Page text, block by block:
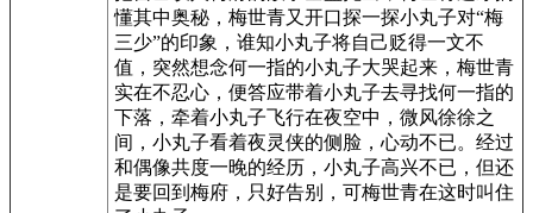
懂其中奥秘，梅世青又开口探一探小丸子对“梅
三少”的印象，谁知小丸子将自己贬得一文不
值，突然想念何一指的小丸子大哭起来，梅世青
实在不忍心，便答应带着小丸子去寻找何一指的
下落，牵着小丸子飞行在夜空中，微风徐徐之
间，小丸子看着夜灵侠的侧脸，心动不已。经过
和偶像共度一晚的经历，小丸子高兴不已，但还
是要回到梅府，只好告别，可梅世青在这时叫住